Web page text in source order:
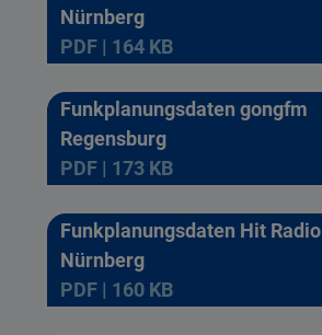
Nürnberg
PDF | 164 KB
Funkplanungsdaten gongfm
Regensburg
PDF | 173 KB
Funkplanungsdaten Hit Radio
Nürnberg
PDF | 160 KB